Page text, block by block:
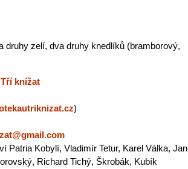
druhy zelí, dva druhy knedlíků (bramborový,
knížat
)
Patria Kobylí, Vladimír Tetur, Karel Válka, Jan
Richard Tichý, Škrobák, Kubík